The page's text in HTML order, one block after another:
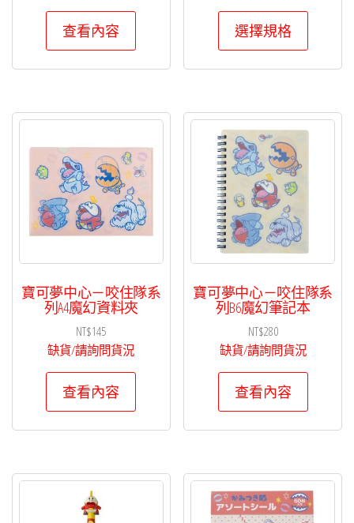
查看內容
範
NT$240
到
選擇規格
此
種
品
頁
面
選
寶可夢中心－咬住隊系
列A4魔幻資料夾
NT$145
缺貨/請詢問貨況
查看內容
寶可夢中心－咬住隊系
列B6魔幻筆記本
NT$280
缺貨/請詢問貨況
查看內容